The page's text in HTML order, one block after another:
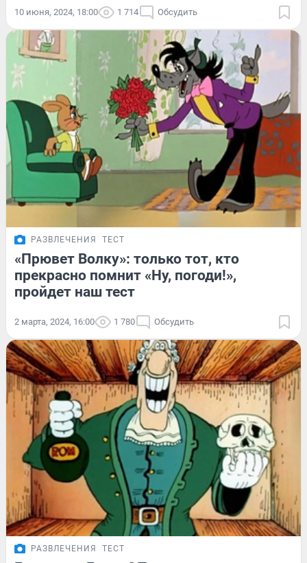
10 июня, 2024, 18:00 1 714 Обсудить
РАЗВЛЕЧЕНИЯ ТЕСТ
«Прювет Волку»: только тот, кто
прекрасно помнит «Ну, погоди!»,
пройдет наш тест
2 марта, 2024, 16:00 1 780 Обсудить
РАЗВЛЕЧЕНИЯ ТЕСТ